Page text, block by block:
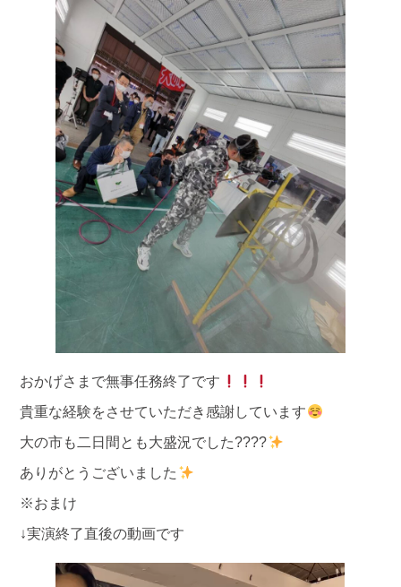
おかげさまで無事任務終了です
貴重な経験をさせていただき感謝しています
大の市も二日間とも大盛況でした????
ありがとうございました
※おまけ
↓実演終了直後の動画です